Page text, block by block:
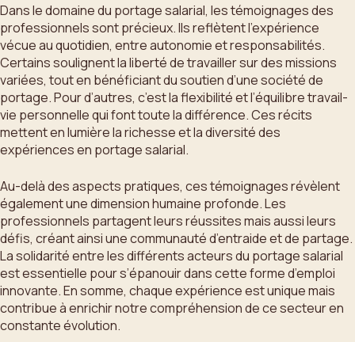
Dans le domaine du portage salarial, les témoignages des
professionnels sont précieux. Ils reflètent l’expérience
vécue au quotidien, entre autonomie et responsabilités.
Certains soulignent la liberté de travailler sur des missions
variées, tout en bénéficiant du soutien d’une société de
portage. Pour d’autres, c’est la flexibilité et l’équilibre travail-
vie personnelle qui font toute la différence. Ces récits
mettent en lumière la richesse et la diversité des
expériences en portage salarial.
Au-delà des aspects pratiques, ces témoignages révèlent
également une dimension humaine profonde. Les
professionnels partagent leurs réussites mais aussi leurs
défis, créant ainsi une communauté d’entraide et de partage.
La solidarité entre les différents acteurs du portage salarial
est essentielle pour s’épanouir dans cette forme d’emploi
innovante. En somme, chaque expérience est unique mais
contribue à enrichir notre compréhension de ce secteur en
constante évolution.